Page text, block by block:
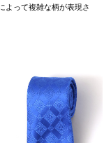
よって複雑な柄が表現さ